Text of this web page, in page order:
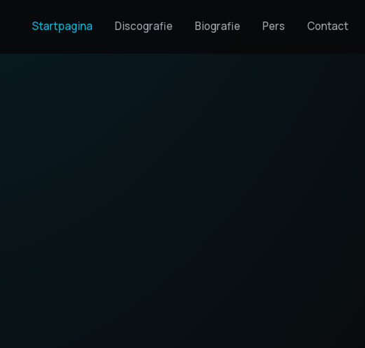
Startpagina Discografie Biografie Pers Contact